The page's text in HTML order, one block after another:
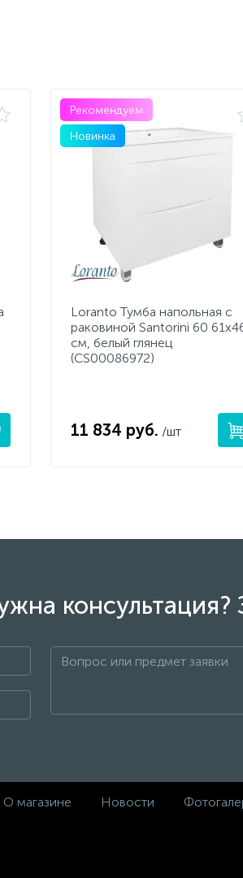
Рекомендуем
Новинка
Loranto Тумба напольная с
раковиной Santorini 60
см, белый глянец
(CS00086972)
11 834 руб. /шт
консультация?
О магазине Новости